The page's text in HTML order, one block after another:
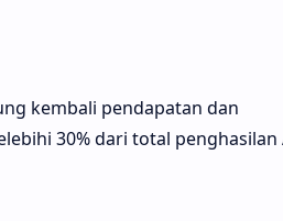
kembali pendapatan dan
30% dari total penghasilan